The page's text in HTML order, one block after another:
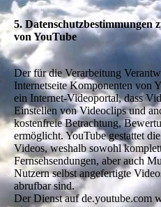
5. Datenschutzbestimmungen
von YouTube
Der für die Verarbeitung
Internetseite Komponenten von
ein Internet-Videoportal, dass
Einstellen von Videoclips und
kostenfreie Betrachtung,
ermöglicht. YouTube gestattet
Videos, weshalb sowohl
Fernsehsendungen, aber auch
Nutzern selbst angefertigte
abrufbar sind.
Der Dienst auf de.youtube.com